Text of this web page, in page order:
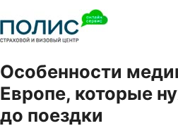
Особенности
Европе, которые
до поездки